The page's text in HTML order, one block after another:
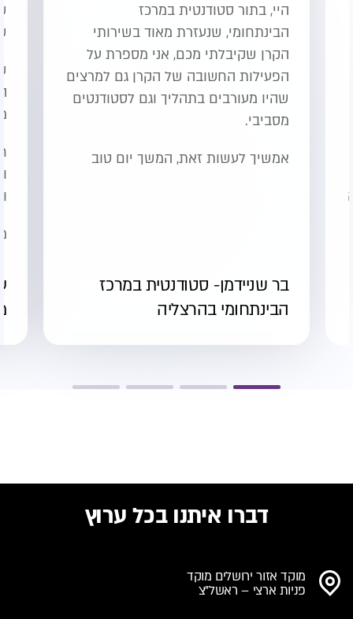
היי, בתור סטודנטית במרכז
הבינתחומי, שנעזרת מאוד בשירותי
הקרן שקיבלתי מכם, אני מספרת על
הפעילות החשובה של הקרן גם למרצים
שהיו מעורבים בתהליך וגם לסטודנטים
מסביבי.
אמשיך לעשות זאת, המשך יום טוב
בר שניידמן- סטודנטית במרכז
הבינתחומי בהרצליה
דברו איתנו בכל ערוץ
מוקד אזור ירושלים מוקד
פניות ארצי – ראשל"צ